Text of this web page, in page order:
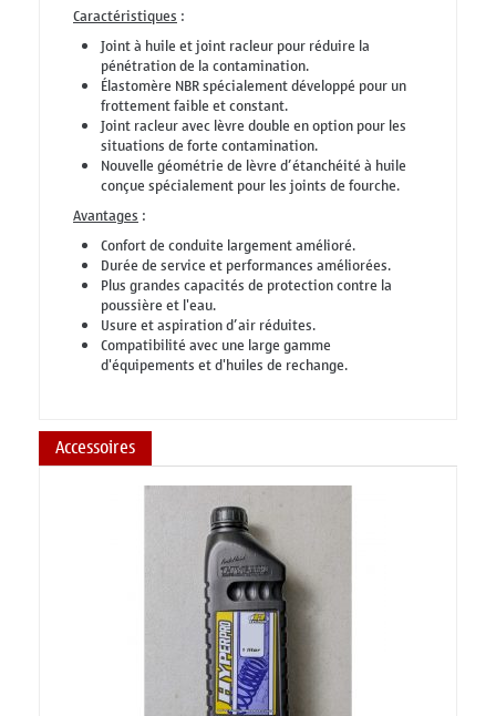
Caractéristiques:
Joint à huile et joint racleur pour réduire la
pénétration de la contamination.
Élastomère NBR spécialement développé pour un
frottement faible et constant.
Joint racleur avec lèvre double en option pour les
situations de forte contamination.
Nouvelle géométrie de lèvre d’étanchéité à huile
conçue spécialement pour les joints de fourche.
Avantages:
Confort de conduite largement amélioré.
Durée de service et performances améliorées.
Plus grandes capacités de protection contre la
poussière et l'eau.
Usure et aspiration d’air réduites.
Compatibilité avec une large gamme
d'équipements et d'huiles de rechange.
Accessoires